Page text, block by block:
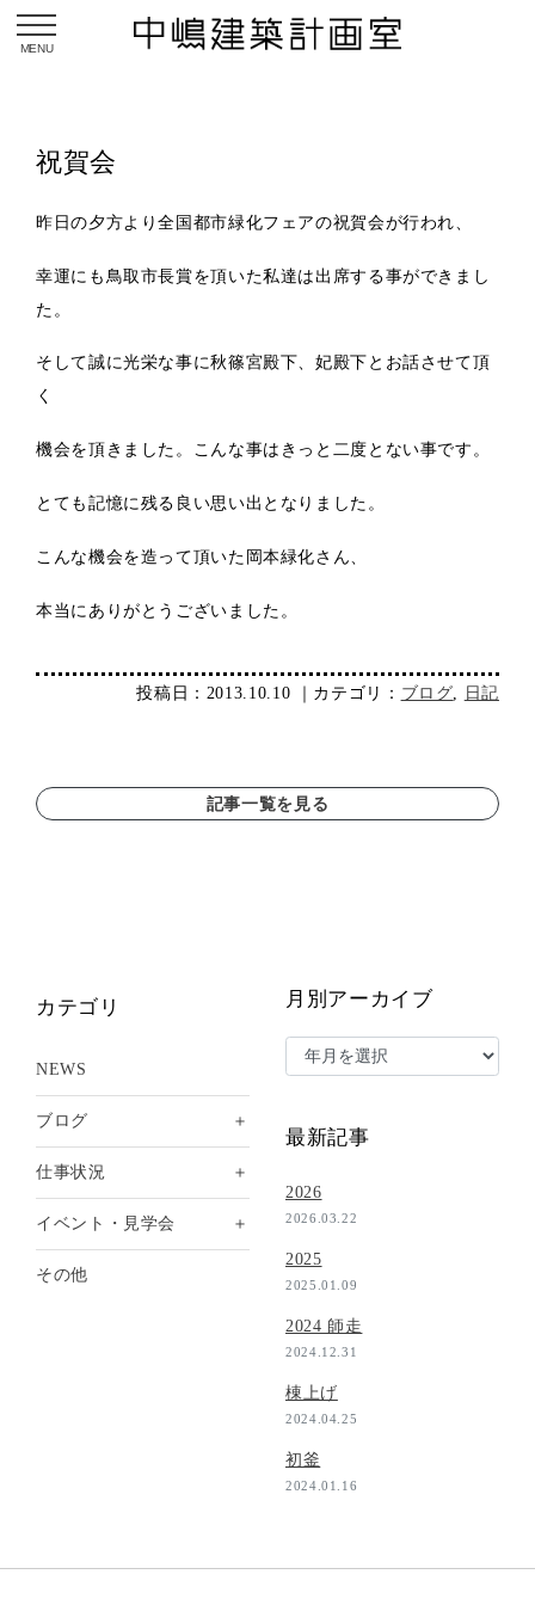
祝賀会
昨日の夕方より全国都市緑化フェアの祝賀会が行われ、
幸運にも鳥取市長賞を頂いた私達は出席する事ができまし
た。
そして誠に光栄な事に秋篠宮殿下、妃殿下とお話させて頂
く
機会を頂きました。こんな事はきっと二度とない事です。
とても記憶に残る良い思い出となりました。
こんな機会を造って頂いた岡本緑化さん、
本当にありがとうございました。
投稿日：2013.10.10 ｜カテゴリ： ブログ, 日記
記事一覧を見る
カテゴリ
NEWS
ブログ ＋
仕事状況 ＋
イベント・見学会 ＋
その他
月別アーカイブ
最新記事
2026
2026.03.22
2025
2025.01.09
2024 師走
2024.12.31
棟上げ
2024.04.25
初釜
2024.01.16
toggle navigation